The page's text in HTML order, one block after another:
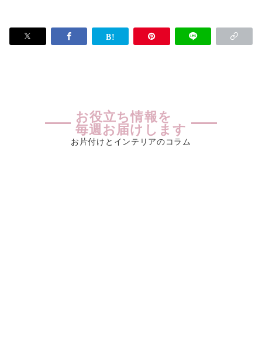
お役立ち情報を
毎週お届けします
お片付けとインテリアのコラム